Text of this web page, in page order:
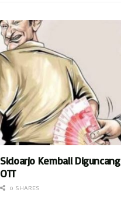
Sidoarjo Kembali Diguncang
OTT
0 SHARES